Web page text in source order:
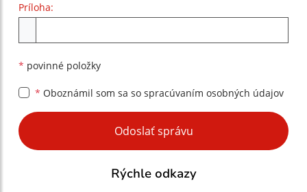
Príloha:
* povinné položky
* Oboznámil som sa so spracúvaním osobných údajov
Google reCaptcha Response
Odoslať správu
Rýchle odkazy